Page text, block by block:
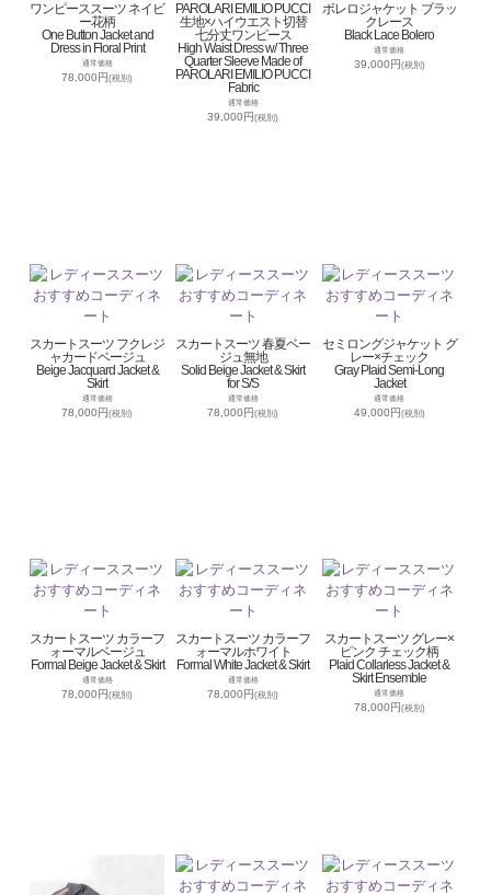
ワンピーススーツ ネイビ
ー花柄
One Button Jacket and
Dress in Floral Print
通常価格
78,000円(税別)
PAROLARI EMILIO PUCCI
生地×ハイウエスト切替
七分丈ワンピース
High Waist Dress w/ Three
Quarter Sleeve Made of
PAROLARI EMILIO PUCCI
Fabric
通常価格
39,000円(税別)
ボレロジャケット ブラッ
クレース
Black Lace Bolero
通常価格
39,000円(税別)
スカートスーツ フクレジ
ャカードベージュ
Beige Jacquard Jacket &
Skirt
通常価格
78,000円(税別)
スカートスーツ 春夏ベー
ジュ無地
Solid Beige Jacket & Skirt
for S/S
通常価格
78,000円(税別)
セミロングジャケット グ
レー×チェック
Gray Plaid Semi-Long
Jacket
通常価格
49,000円(税別)
スカートスーツ カラーフ
ォーマルベージュ
Formal Beige Jacket & Skirt
通常価格
78,000円(税別)
スカートスーツ カラーフ
ォーマルホワイト
Formal White Jacket & Skirt
通常価格
78,000円(税別)
スカートスーツ グレー×
ピンク チェック柄
Plaid Collarless Jacket &
Skirt Ensemble
通常価格
78,000円(税別)